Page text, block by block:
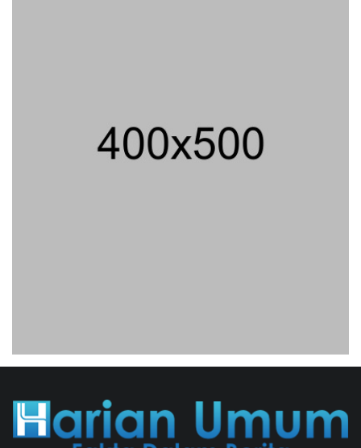
04/08/2026 18:37 WIB || HUKUM
Andi Gani Tegaskan Buruh Tetap
Bandung Akan Ditanggung Kemenkeu